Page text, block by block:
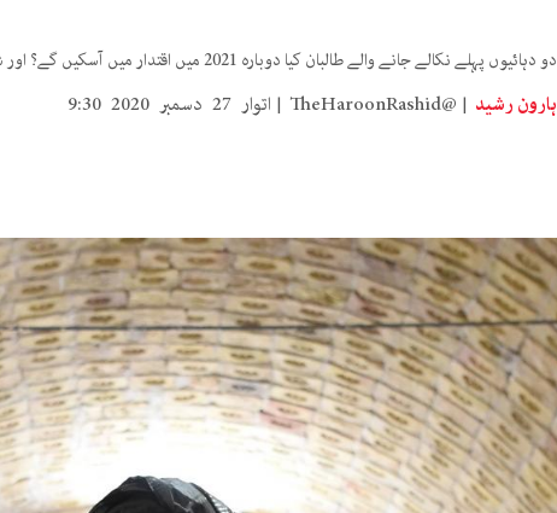
دو دہائیوں پہلے نکالے جانے والے طالبان کیا دوبارہ 2021 میں اقتدار میں آسکیں گے؟ اور شراکت اقتدار کی نوعیت کیسی ہوگی؟
ہارون رشید TheHaroonRashid@ اتوار 27 دسمبر 2020 9:30